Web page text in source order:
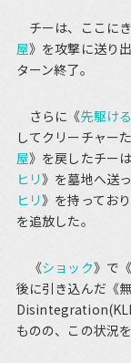
チーは、ここに
屋》を攻撃に送り
ターン終了。
さらに《先駆け
してクリーチャー
屋》を戻したチー
ヒリ》を墓地へ送
ヒリ》を持ってお
を追放した。
《ショック》で
後に引き込んだ《
ものの、この状況